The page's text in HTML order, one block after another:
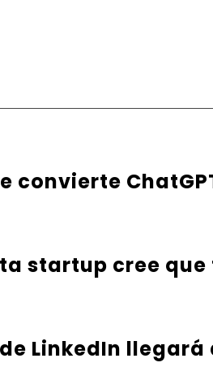
convierte
startup cree
LinkedIn